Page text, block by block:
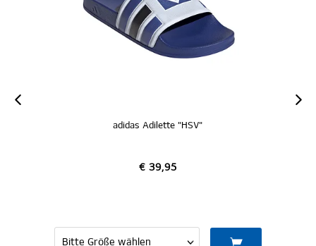
adidas Adilette "HSV"
€ 39,95